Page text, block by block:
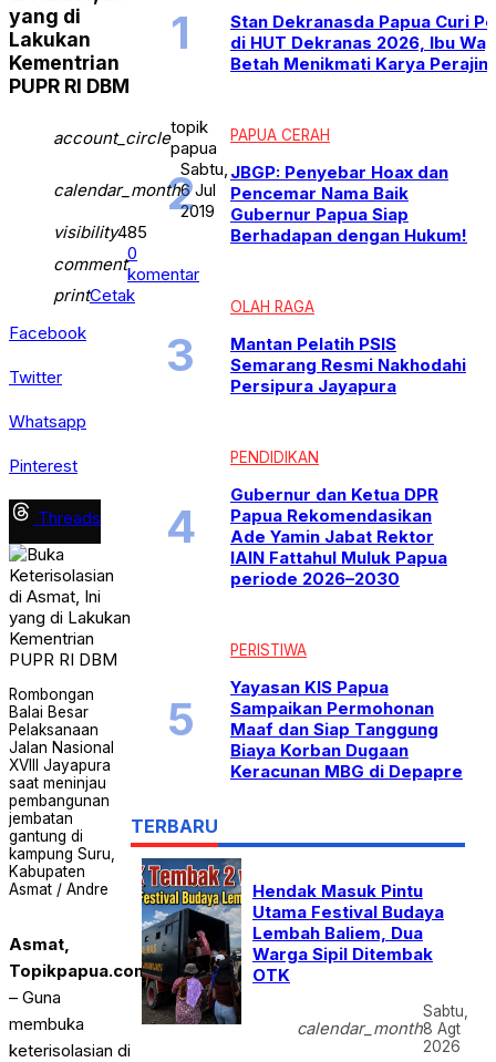
yang di
Lakukan
Kementrian
PUPR RI DBM
account_circletopik
papua
calendar_month
Sabtu,
6 Jul
2019
visibility485
comment0
komentar
printCetak
Facebook
Twitter
Whatsapp
Pinterest
Threads
Rombongan
Balai Besar
Pelaksanaan
Jalan Nasional
XVlll Jayapura
saat meninjau
pembangunan
jembatan
gantung di
kampung Suru,
Kabupaten
Asmat / Andre
Asmat,
Topikpapua.com,
– Guna
membuka
keterisolasian di
Stan Dekranasda Papua Curi
di HUT Dekranas 2026, Ibu
Betah Menikmati Karya Perajin
PAPUA CERAH
JBGP: Penyebar Hoax dan
Pencemar Nama Baik
Gubernur Papua Siap
Berhadapan dengan Hukum!
OLAH RAGA
Mantan Pelatih PSIS
Semarang Resmi Nakhodahi
Persipura Jayapura
PENDIDIKAN
Gubernur dan Ketua DPR
Papua Rekomendasikan
Ade Yamin Jabat Rektor
IAIN Fattahul Muluk Papua
periode 2026–2030
PERISTIWA
Yayasan KIS Papua
Sampaikan Permohonan
Maaf dan Siap Tanggung
Biaya Korban Dugaan
Keracunan MBG di Depapre
TERBARU
Hendak Masuk Pintu
Utama Festival Budaya
Lembah Baliem, Dua
Warga Sipil Ditembak
OTK
calendar_month
Sabtu,
8 Agt
2026